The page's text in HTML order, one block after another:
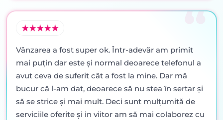
Vânzarea a fost super ok. Într-adevăr am primit
mai puţin dar este şi normal deoarece telefonul a
avut ceva de suferit cât a fost la mine. Dar mă
bucur că l-am dat, deoarece să nu stea în sertar şi
să se strice şi mai mult. Deci sunt mulţumită de
serviciile oferite şi in viitor am să mai colaborez cu